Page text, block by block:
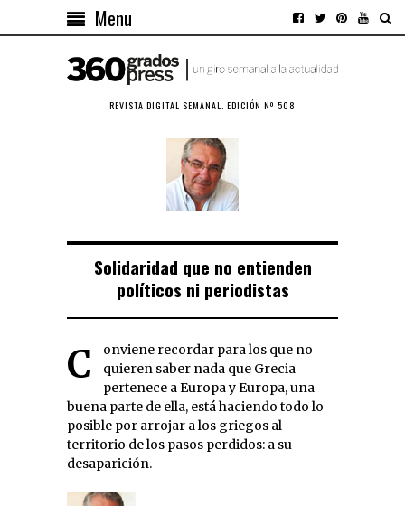
Menu
REVISTA DIGITAL SEMANAL. EDICIÓN Nº 508
Solidaridad que no entienden
políticos ni periodistas
Conviene recordar para los que no
quieren saber nada que Grecia
pertenece a Europa y Europa, una
buena parte de ella, está haciendo todo lo
posible por arrojar a los griegos al
territorio de los pasos perdidos: a su
desaparición.